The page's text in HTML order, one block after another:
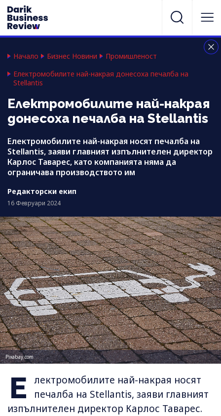
Начало Бизнес Новини
Промишленост
Електромобилите най-накрая донесоха печалба на
Stellantis
Електромобилите най-накрая
донесоха печалба на Stellantis
Електромобилите най-накрая носят печалба на
Stellantis, заяви главният изпълнителен директор
Карлос Таварес, като компанията няма да
ограничава производството им
Редакторски екип
16 Февруари 2024
Pixabay.com
Е
лектромобилите най-накрая носят
печалба на Stellantis, заяви главният
изпълнителен директор Карлос Таварес.